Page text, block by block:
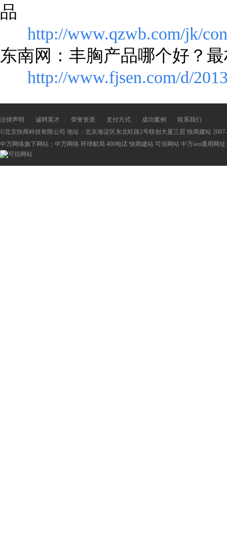
品
http://www.qzwb.com/jk/
东南网：丰胸产品哪个好？
http://www.fjsen.com/d/
法律声明 诚聘英才 荣誉资质 支付方式 成功案例
联系我们
©北京快商科技有限公司 地址：北京海淀区东北旺路2号联创大厦三层 快商建站
中万网络旗下网站： 中万网络 环球邮局 400电话 快商建站 可信网站 中万seo通用网址